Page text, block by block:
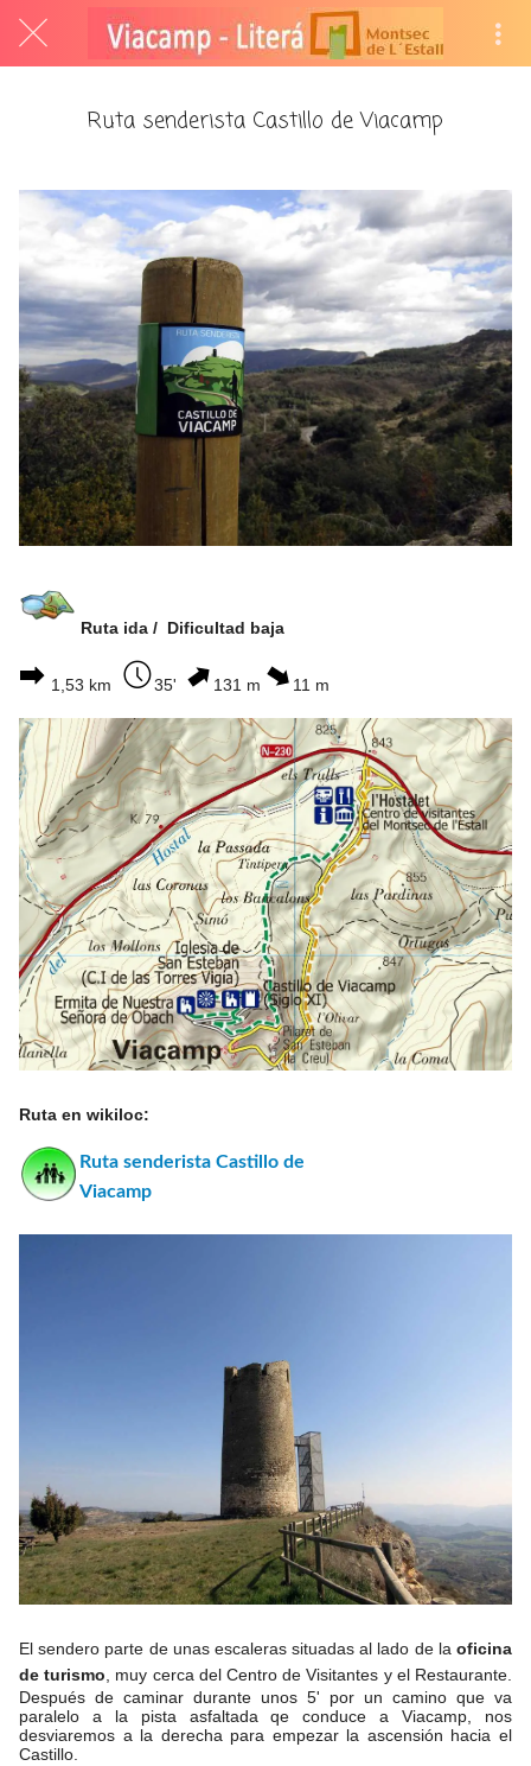
Ruta senderista Castillo de Viacamp
Ruta ida / Dificultad baja
1,53 km 35' 131 m 11 m
Ruta en wikiloc:
Ruta senderista Castillo de
Viacamp
El sendero parte de unas escaleras situadas al lado de laoficina
de turismo, muy cerca del Centro de Visitantes y el Restaurante.
Después de caminar durante unos 5' por un camino que va
paralelo a la pista asfaltada qe conduce a Viacamp, nos
desviaremos a la derecha para empezar la ascensión hacia el
Castillo.